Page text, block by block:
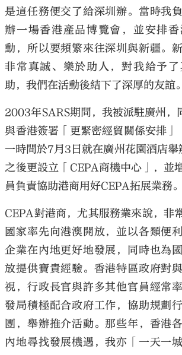
是這任務便交了給深圳辦。當時我
辦一場香港產品博覽會，並安排
動，所以要頻繁來往深圳與新疆。
非常真誠、樂於助人，對我給予
助，我們在活動後結下了深厚的友誼。
2003年SARS期間，我被派駐廣州，
與香港簽署「更緊密經貿關係安排」
一時間於7月3日就在廣州花園酒店舉
之後更設立「CEPA商機中心」，並
員負責協助港商用好CEPA拓展業務。
CEPA對港商，尤其服務業來說，非
國家率先向港澳開放，並以各類便
企業在內地更好地發展，同時也為
放提供寶貴經驗。香港特區政府對
視，行政長官與許多其他官員經常
發局積極配合政府工作，協助規劃
團，舉辦推介活動。那些年，香港
內地尋找發展機遇，我亦「一天一